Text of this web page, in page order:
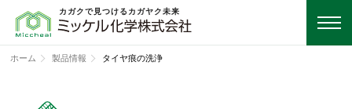
カガクで見つけるカガヤク未来
ホーム 製品情報 タイヤ痕の洗浄